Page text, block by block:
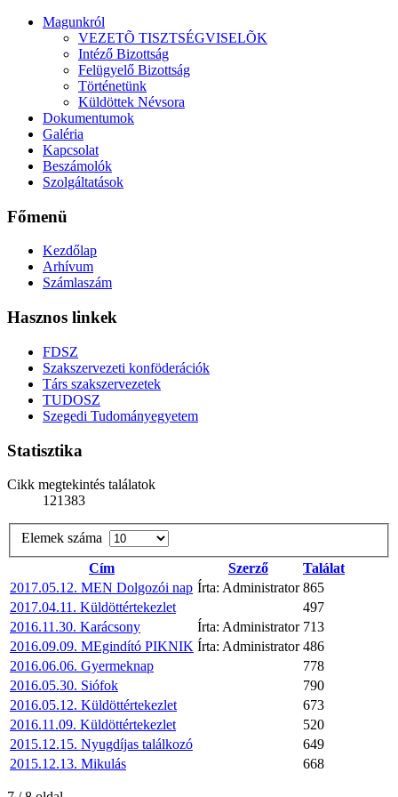
Magunkról
VEZETÕ TISZTSÉGVISELÕK
Intéző Bizottság
Felügyelő Bizottság
Történetünk
Küldöttek Névsora
Dokumentumok
Galéria
Kapcsolat
Beszámolók
Szolgáltatások
Főmenü
Kezdőlap
Arhívum
Számlaszám
Hasznos linkek
FDSZ
Szakszervezeti konföderációk
Társ szakszervezetek
TUDOSZ
Szegedi Tudományegyetem
Statisztika
Cikk megtekintés találatok
121383
Elemek száma
Cím
Szerző
Találat
2017.05.12. MEN Dolgozói nap Írta: Administrator 865
2017.04.11. Küldöttértekezlet
497
2016.11.30. Karácsony
Írta: Administrator 713
2016.09.09. MEgindító PIKNIK Írta: Administrator 486
2016.06.06. Gyermeknap
778
2016.05.30. Siófok
790
2016.05.12. Küldöttértekezlet
673
2016.11.09. Küldöttértekezlet
520
2015.12.15. Nyugdíjas találkozó
649
2015.12.13. Mikulás
668